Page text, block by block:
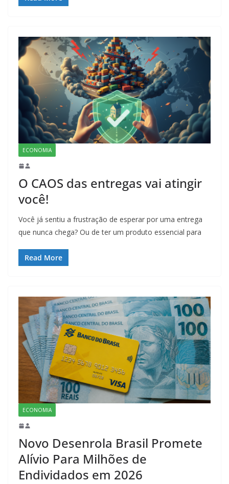
ECONOMIA
O CAOS das entregas vai atingir
você!
Você já sentiu a frustração de esperar por uma entrega
que nunca chega? Ou de ter um produto essencial para
Read More
ECONOMIA
Novo Desenrola Brasil Promete
Alívio Para Milhões de
Endividados em 2026